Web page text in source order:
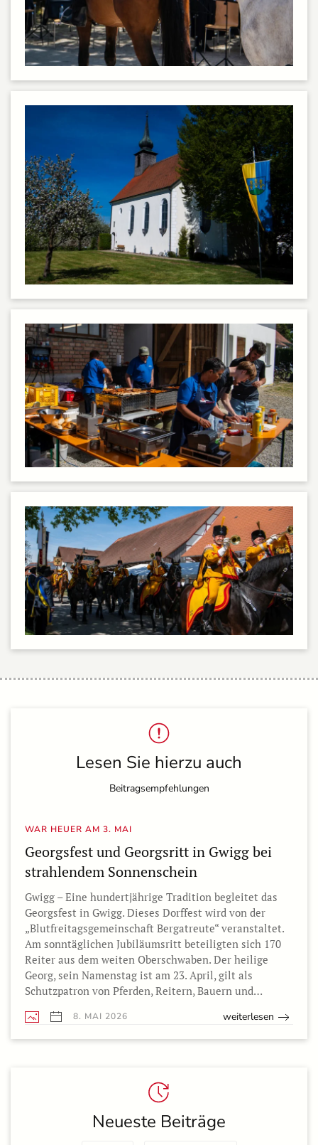
Lesen Sie hierzu auch
Beitragsempfehlungen
WAR HEUER AM 3. MAI
Georgsfest und Georgsritt in Gwigg bei
strahlendem Sonnenschein
Gwigg – Eine hundertjährige Tradition begleitet das
Georgsfest in Gwigg. Dieses Dorffest wird von der
„Blutfreitagsgemeinschaft Bergatreute“ veranstaltet.
Am sonntäglichen Jubiläumsritt beteiligten sich 170
Reiter aus dem weiten Oberschwaben. Der heilige
Georg, sein Namenstag ist am 23. April, gilt als
Schutzpatron von Pferden, Reitern, Bauern und…
8. MAI 2026 weiterlesen
Neueste Beiträge